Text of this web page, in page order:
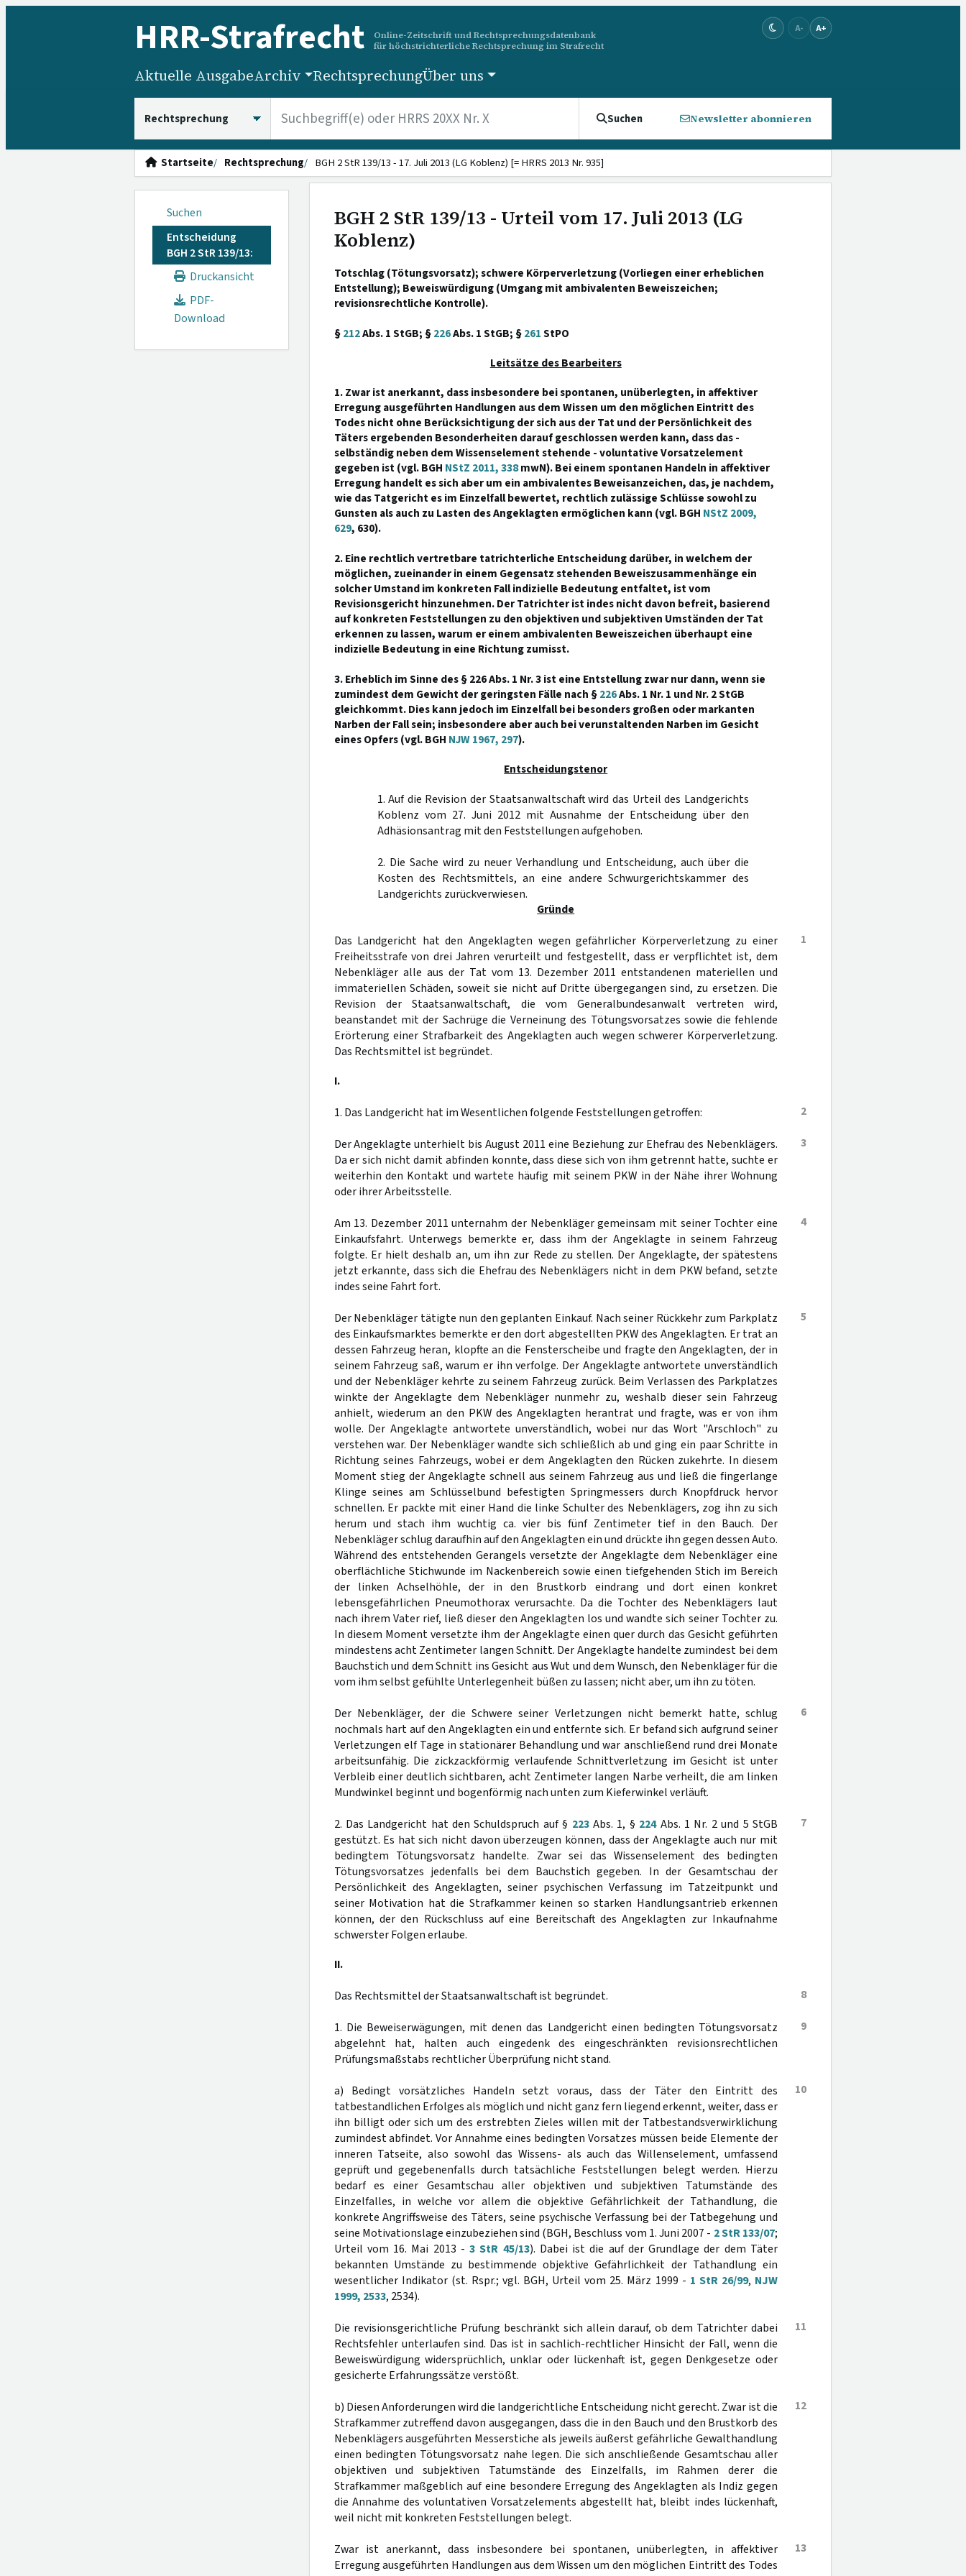
HRR-Strafrecht
Online-Zeitschrift und Rechtsprechungsdatenbank
für höchstrichterliche Rechtsprechung im Strafrecht
A- A+
Aktuelle AusgabeArchiv RechtsprechungÜber uns
Suchen Newsletter abonnieren
Startseite Rechtsprechung BGH 2 StR 139/13 - 17. Juli 2013 (LG Koblenz) [= HRRS 2013 Nr. 935]
Suchen
Entscheidung
BGH 2 StR 139/13:
Druckansicht
PDF-
Download
BGH 2 StR 139/13 - Urteil vom 17. Juli 2013 (LG
Koblenz)
Totschlag (Tötungsvorsatz); schwere Körperverletzung (Vorliegen einer erheblichen
Entstellung); Beweiswürdigung (Umgang mit ambivalenten Beweiszeichen;
revisionsrechtliche Kontrolle).
§212Abs. 1 StGB; §226Abs. 1 StGB; §261StPO
Leitsätze des Bearbeiters
1. Zwar ist anerkannt, dass insbesondere bei spontanen, unüberlegten, in affektiver
Erregung ausgeführten Handlungen aus dem Wissen um den möglichen Eintritt des
Todes nicht ohne Berücksichtigung der sich aus der Tat und der Persönlichkeit des
Täters ergebenden Besonderheiten darauf geschlossen werden kann, dass das -
selbständig neben dem Wissenselement stehende - voluntative Vorsatzelement
gegeben ist (vgl. BGH NStZ 2011, 338mwN). Bei einem spontanen Handeln in affektiver
Erregung handelt es sich aber um ein ambivalentes Beweisanzeichen, das, je nachdem,
wie das Tatgericht es im Einzelfall bewertet, rechtlich zulässige Schlüsse sowohl zu
Gunsten als auch zu Lasten des Angeklagten ermöglichen kann (vgl. BGH NStZ 2009,
629, 630).
2. Eine rechtlich vertretbare tatrichterliche Entscheidung darüber, in welchem der
möglichen, zueinander in einem Gegensatz stehenden Beweiszusammenhänge ein
solcher Umstand im konkreten Fall indizielle Bedeutung entfaltet, ist vom
Revisionsgericht hinzunehmen. Der Tatrichter ist indes nicht davon befreit, basierend
auf konkreten Feststellungen zu den objektiven und subjektiven Umständen der Tat
erkennen zu lassen, warum er einem ambivalenten Beweiszeichen überhaupt eine
indizielle Bedeutung in eine Richtung zumisst.
3. Erheblich im Sinne des § 226 Abs. 1 Nr. 3 ist eine Entstellung zwar nur dann, wenn sie
zumindest dem Gewicht der geringsten Fälle nach §226Abs. 1 Nr. 1 und Nr. 2 StGB
gleichkommt. Dies kann jedoch im Einzelfall bei besonders großen oder markanten
Narben der Fall sein; insbesondere aber auch bei verunstaltenden Narben im Gesicht
eines Opfers (vgl. BGH NJW 1967, 297).
Entscheidungstenor
1. Auf die Revision der Staatsanwaltschaft wird das Urteil des Landgerichts
Koblenz vom 27. Juni 2012 mit Ausnahme der Entscheidung über den
Adhäsionsantrag mit den Feststellungen aufgehoben.
2. Die Sache wird zu neuer Verhandlung und Entscheidung, auch über die
Kosten des Rechtsmittels, an eine andere Schwurgerichtskammer des
Landgerichts zurückverwiesen.
Gründe
1
Das Landgericht hat den Angeklagten wegen gefährlicher Körperverletzung zu einer
Freiheitsstrafe von drei Jahren verurteilt und festgestellt, dass er verpflichtet ist, dem
Nebenkläger alle aus der Tat vom 13. Dezember 2011 entstandenen materiellen und
immateriellen Schäden, soweit sie nicht auf Dritte übergegangen sind, zu ersetzen. Die
Revision der Staatsanwaltschaft, die vom Generalbundesanwalt vertreten wird,
beanstandet mit der Sachrüge die Verneinung des Tötungsvorsatzes sowie die fehlende
Erörterung einer Strafbarkeit des Angeklagten auch wegen schwerer Körperverletzung.
Das Rechtsmittel ist begründet.
I.
2
1. Das Landgericht hat im Wesentlichen folgende Feststellungen getroffen:
3
Der Angeklagte unterhielt bis August 2011 eine Beziehung zur Ehefrau des Nebenklägers.
Da er sich nicht damit abfinden konnte, dass diese sich von ihm getrennt hatte, suchte er
weiterhin den Kontakt und wartete häufig mit seinem PKW in der Nähe ihrer Wohnung
oder ihrer Arbeitsstelle.
4
Am 13. Dezember 2011 unternahm der Nebenkläger gemeinsam mit seiner Tochter eine
Einkaufsfahrt. Unterwegs bemerkte er, dass ihm der Angeklagte in seinem Fahrzeug
folgte. Er hielt deshalb an, um ihn zur Rede zu stellen. Der Angeklagte, der spätestens
jetzt erkannte, dass sich die Ehefrau des Nebenklägers nicht in dem PKW befand, setzte
indes seine Fahrt fort.
5
Der Nebenkläger tätigte nun den geplanten Einkauf. Nach seiner Rückkehr zum Parkplatz
des Einkaufsmarktes bemerkte er den dort abgestellten PKW des Angeklagten. Er trat an
dessen Fahrzeug heran, klopfte an die Fensterscheibe und fragte den Angeklagten, der in
seinem Fahrzeug saß, warum er ihn verfolge. Der Angeklagte antwortete unverständlich
und der Nebenkläger kehrte zu seinem Fahrzeug zurück. Beim Verlassen des Parkplatzes
winkte der Angeklagte dem Nebenkläger nunmehr zu, weshalb dieser sein Fahrzeug
anhielt, wiederum an den PKW des Angeklagten herantrat und fragte, was er von ihm
wolle. Der Angeklagte antwortete unverständlich, wobei nur das Wort "Arschloch" zu
verstehen war. Der Nebenkläger wandte sich schließlich ab und ging ein paar Schritte in
Richtung seines Fahrzeugs, wobei er dem Angeklagten den Rücken zukehrte. In diesem
Moment stieg der Angeklagte schnell aus seinem Fahrzeug aus und ließ die fingerlange
Klinge seines am Schlüsselbund befestigten Springmessers durch Knopfdruck hervor
schnellen. Er packte mit einer Hand die linke Schulter des Nebenklägers, zog ihn zu sich
herum und stach ihm wuchtig ca. vier bis fünf Zentimeter tief in den Bauch. Der
Nebenkläger schlug daraufhin auf den Angeklagten ein und drückte ihn gegen dessen Auto.
Während des entstehenden Gerangels versetzte der Angeklagte dem Nebenkläger eine
oberflächliche Stichwunde im Nackenbereich sowie einen tiefgehenden Stich im Bereich
der linken Achselhöhle, der in den Brustkorb eindrang und dort einen konkret
lebensgefährlichen Pneumothorax verursachte. Da die Tochter des Nebenklägers laut
nach ihrem Vater rief, ließ dieser den Angeklagten los und wandte sich seiner Tochter zu.
In diesem Moment versetzte ihm der Angeklagte einen quer durch das Gesicht geführten
mindestens acht Zentimeter langen Schnitt. Der Angeklagte handelte zumindest bei dem
Bauchstich und dem Schnitt ins Gesicht aus Wut und dem Wunsch, den Nebenkläger für die
vom ihm selbst gefühlte Unterlegenheit büßen zu lassen; nicht aber, um ihn zu töten.
6
Der Nebenkläger, der die Schwere seiner Verletzungen nicht bemerkt hatte, schlug
nochmals hart auf den Angeklagten ein und entfernte sich. Er befand sich aufgrund seiner
Verletzungen elf Tage in stationärer Behandlung und war anschließend rund drei Monate
arbeitsunfähig. Die zickzackförmig verlaufende Schnittverletzung im Gesicht ist unter
Verbleib einer deutlich sichtbaren, acht Zentimeter langen Narbe verheilt, die am linken
Mundwinkel beginnt und bogenförmig nach unten zum Kieferwinkel verläuft.
7
2. Das Landgericht hat den Schuldspruch auf § 223Abs. 1, § 224Abs. 1 Nr. 2 und 5 StGB
gestützt. Es hat sich nicht davon überzeugen können, dass der Angeklagte auch nur mit
bedingtem Tötungsvorsatz handelte. Zwar sei das Wissenselement des bedingten
Tötungsvorsatzes jedenfalls bei dem Bauchstich gegeben. In der Gesamtschau der
Persönlichkeit des Angeklagten, seiner psychischen Verfassung im Tatzeitpunkt und
seiner Motivation hat die Strafkammer keinen so starken Handlungsantrieb erkennen
können, der den Rückschluss auf eine Bereitschaft des Angeklagten zur Inkaufnahme
schwerster Folgen erlaube.
II.
8
Das Rechtsmittel der Staatsanwaltschaft ist begründet.
9
1. Die Beweiserwägungen, mit denen das Landgericht einen bedingten Tötungsvorsatz
abgelehnt hat, halten auch eingedenk des eingeschränkten revisionsrechtlichen
Prüfungsmaßstabs rechtlicher Überprüfung nicht stand.
10
a) Bedingt vorsätzliches Handeln setzt voraus, dass der Täter den Eintritt des
tatbestandlichen Erfolges als möglich und nicht ganz fern liegend erkennt, weiter, dass er
ihn billigt oder sich um des erstrebten Zieles willen mit der Tatbestandsverwirklichung
zumindest abfindet. Vor Annahme eines bedingten Vorsatzes müssen beide Elemente der
inneren Tatseite, also sowohl das Wissens- als auch das Willenselement, umfassend
geprüft und gegebenenfalls durch tatsächliche Feststellungen belegt werden. Hierzu
bedarf es einer Gesamtschau aller objektiven und subjektiven Tatumstände des
Einzelfalles, in welche vor allem die objektive Gefährlichkeit der Tathandlung, die
konkrete Angriffsweise des Täters, seine psychische Verfassung bei der Tatbegehung und
seine Motivationslage einzubeziehen sind (BGH, Beschluss vom 1. Juni 2007 - 2 StR 133/07;
Urteil vom 16. Mai 2013 -3 StR 45/13). Dabei ist die auf der Grundlage der dem Täter
bekannten Umstände zu bestimmende objektive Gefährlichkeit der Tathandlung ein
wesentlicher Indikator (st. Rspr.; vgl. BGH, Urteil vom 25. März 1999 - 1 StR 26/99, NJW
1999, 2533, 2534).
11
Die revisionsgerichtliche Prüfung beschränkt sich allein darauf, ob dem Tatrichter dabei
Rechtsfehler unterlaufen sind. Das ist in sachlich-rechtlicher Hinsicht der Fall, wenn die
Beweiswürdigung widersprüchlich, unklar oder lückenhaft ist, gegen Denkgesetze oder
gesicherte Erfahrungssätze verstößt.
12
b) Diesen Anforderungen wird die landgerichtliche Entscheidung nicht gerecht. Zwar ist die
Strafkammer zutreffend davon ausgegangen, dass die in den Bauch und den Brustkorb des
Nebenklägers ausgeführten Messerstiche als jeweils äußerst gefährliche Gewalthandlung
einen bedingten Tötungsvorsatz nahe legen. Die sich anschließende Gesamtschau aller
objektiven und subjektiven Tatumstände des Einzelfalls, im Rahmen derer die
Strafkammer maßgeblich auf eine besondere Erregung des Angeklagten als Indiz gegen
die Annahme des voluntativen Vorsatzelements abgestellt hat, bleibt indes lückenhaft,
weil nicht mit konkreten Feststellungen belegt.
13
Zwar ist anerkannt, dass insbesondere bei spontanen, unüberlegten, in affektiver
Erregung ausgeführten Handlungen aus dem Wissen um den möglichen Eintritt des Todes